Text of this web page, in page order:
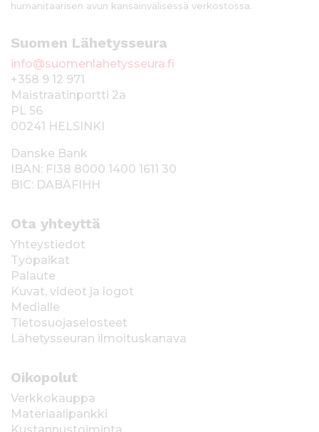
humanitaarisen avun kansainvälisessä verkostossa.
Suomen Lähetysseura
info@suomenlahetysseura.fi
+358 9 12 971
Maistraatinportti 2a
PL 56
00241 HELSINKI
Danske Bank
IBAN: FI38 8000 1400 1611 30
BIC: DABAFIHH
Ota yhteyttä
Yhteystiedot
Työpaikat
Palaute
Kuvat, videot ja logot
Medialle
Tietosuojaselosteet
Lähetysseuran ilmoituskanava
Oikopolut
Verkkokauppa
Materiaalipankki